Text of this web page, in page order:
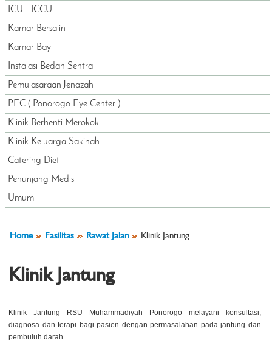
ICU - ICCU
Kamar Bersalin
Kamar Bayi
Instalasi Bedah Sentral
Pemulasaraan Jenazah
PEC ( Ponorogo Eye Center )
Klinik Berhenti Merokok
Klinik Keluarga Sakinah
Catering Diet
Penunjang Medis
Umum
Home Fasilitas Rawat Jalan Klinik Jantung
Klinik Jantung
Klinik Jantung RSU Muhammadiyah Ponorogo melayani konsultasi,
diagnosa dan terapi bagi pasien dengan permasalahan pada jantung dan
pembuluh darah.